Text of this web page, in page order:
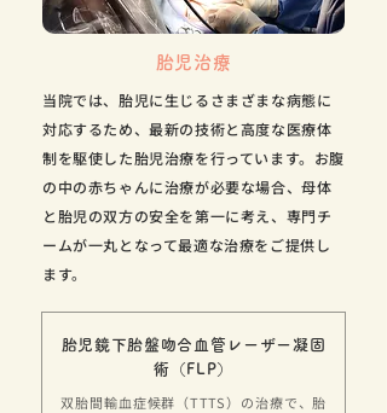
胎児治療
当院では、胎児に生じるさまざまな病態に
対応するため、最新の技術と高度な医療体
制を駆使した胎児治療を行っています。お腹
の中の赤ちゃんに治療が必要な場合、母体
と胎児の双方の安全を第一に考え、専門チ
ームが一丸となって最適な治療をご提供し
ます。
胎児鏡下胎盤吻合血管レーザー凝固
術（FLP）
双胎間輸血症候群（TTTS）の治療で、胎